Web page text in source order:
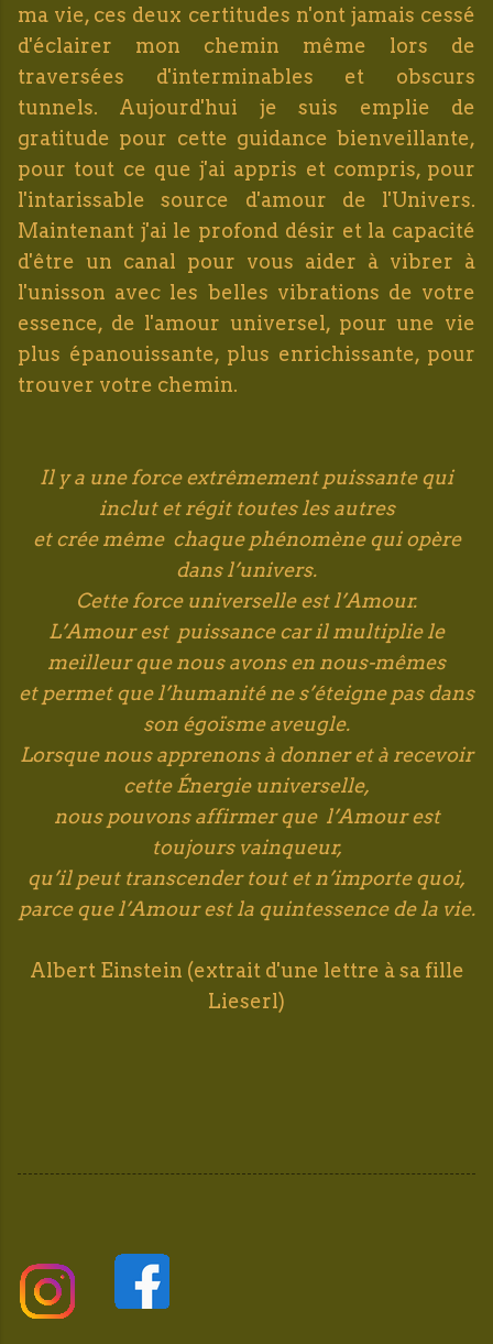
ma vie, ces deux certitudes n'ont jamais cessé
d'éclairer mon chemin même lors de
traversées d'interminables et obscurs
tunnels. Aujourd'hui je suis emplie de
gratitude pour cette guidance bienveillante,
pour tout ce que j'ai appris et compris, pour
l'intarissable source d'amour de l'Univers.
Maintenant j'ai le profond désir et la capacité
d'être un canal pour vous aider à vibrer à
l'unisson avec les belles vibrations de votre
essence, de l'amour universel, pour une vie
plus épanouissante, plus enrichissante, pour
trouver votre chemin.
Il y a une force extrêmement puissante qui
inclut et régit toutes les autres
et crée même chaque phénomène qui opère
dans l’univers.
Cette force universelle est l’Amour.
L’Amour est puissance car il multiplie le
meilleur que nous avons en nous-mêmes
et permet que l’humanité ne s’éteigne pas dans
son égoïsme aveugle.
Lorsque nous apprenons à donner et à recevoir
cette Énergie universelle,
nous pouvons affirmer que l’Amour est
toujours vainqueur,
qu’il peut transcender tout et n’importe quoi,
parce que l’Amour est la quintessence de la vie.
Albert Einstein (extrait d'une lettre à sa fille
Lieserl)